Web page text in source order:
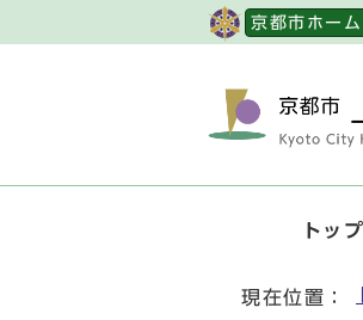
京都市ホー
トッ
現在位置：